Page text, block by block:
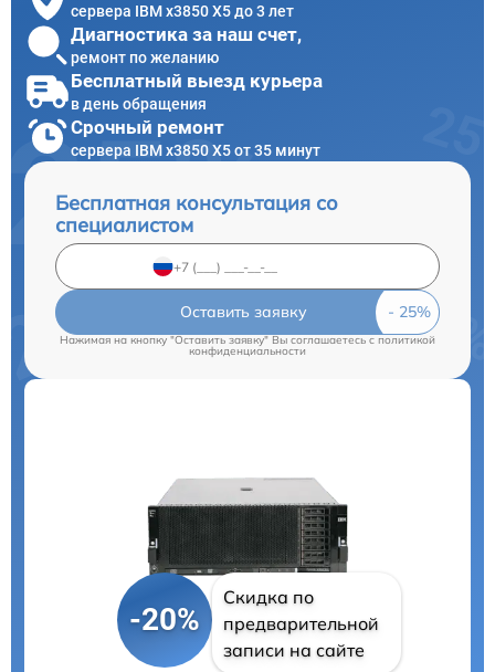
сервера IBM x3850 X5 до 3 лет
Диагностика за наш счет,
ремонт по желанию
Бесплатный выезд курьера
в день обращения
Срочный ремонт
сервера IBM x3850 X5 от 35 минут
Бесплатная консультация со
специалистом
Оставить заявку
Нажимая на кнопку "Оставить заявку" Вы соглашаетесь c политикой
конфиденциальности
-20%
Скидка по
предварительной
записи на сайте